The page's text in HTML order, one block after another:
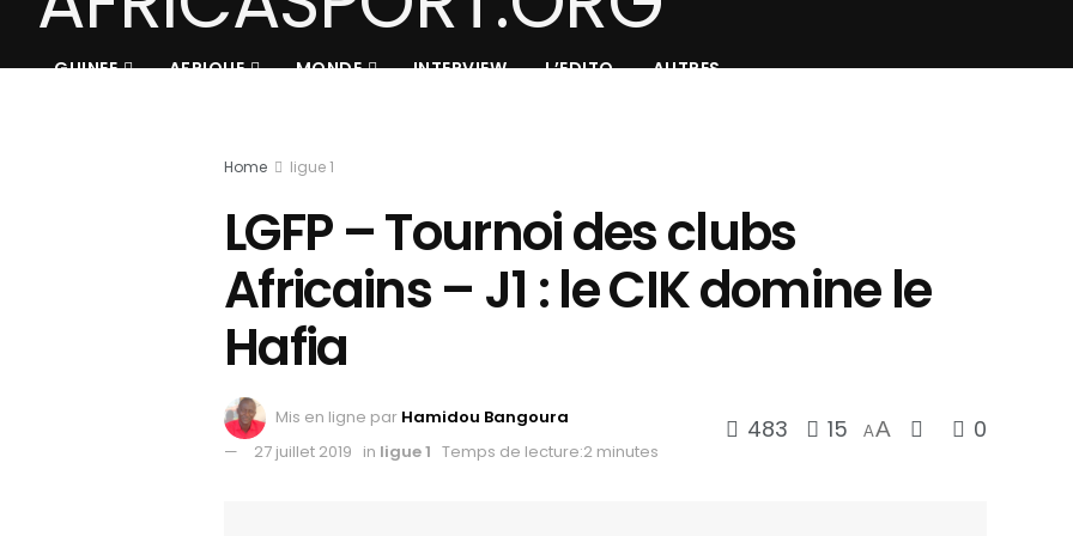
GUINEE AFRIQUE MONDE INTERVIEW L’EDITO AUTRES
Home ligue 1
LGFP – Tournoi des clubs
Africains – J1 : le CIK domine le
Hafia
Mis en ligne par Hamidou Bangoura
27 juillet 2019 in ligue 1 Temps de lecture:2 minutes
483 15 AA 0